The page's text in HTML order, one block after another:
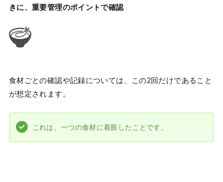
きに、重要管理のポイントで確認
食材ごとの確認や記録については、この2回だけであること
が想定されます。
これは、一つの食材に着眼したことです。